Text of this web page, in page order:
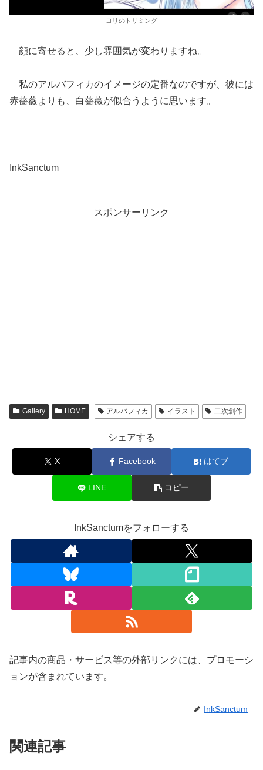
ヨリのトリミング
顔に寄せると、少し雰囲気が変わりますね。
私のアルバフィカのイメージの定番なのですが、彼には
赤薔薇よりも、白薔薇が似合うように思います。
InkSanctum
スポンサーリンク
Gallery HOME アルバフィカ イラスト 二次創作
シェアする
X Facebook はてブ
LINE コピー
InkSanctumをフォローする
記事内の商品・サービス等の外部リンクには、プロモーシ
ョンが含まれています。
InkSanctum
関連記事